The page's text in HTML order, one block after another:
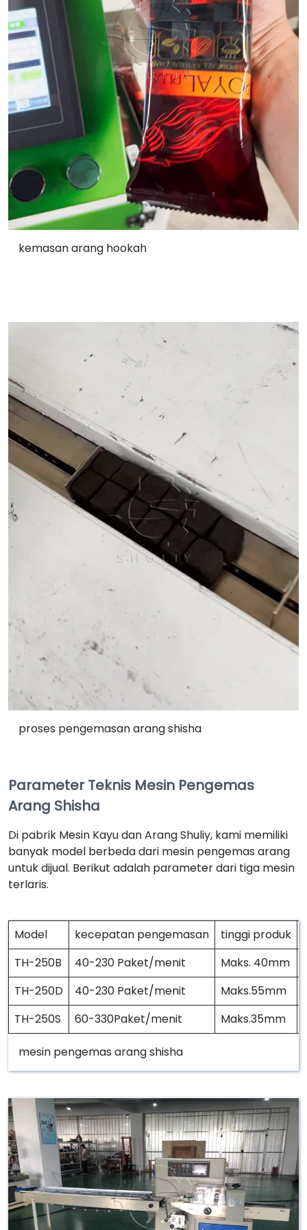
kemasan arang hookah
proses pengemasan arang shisha
Parameter Teknis Mesin Pengemas
Arang Shisha
Di pabrik Mesin Kayu dan Arang Shuliy, kami memiliki
banyak model berbeda dari mesin pengemas arang
untuk dijual. Berikut adalah parameter dari tiga mesin
terlaris.
Model kecepatan pengemasan tinggi produk
TH-250B
40-230 Paket/menit Maks. 40mm
TH-250D
40-230 Paket/menit Maks.55mm
TH-250S
60-330Paket/menit Maks.35mm
mesin pengemas arang shisha